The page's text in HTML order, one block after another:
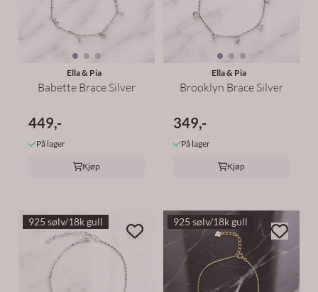
Ella & Pia
Babette Brace Silver
449,-
På lager
Kjøp
Ella & Pia
Brooklyn Brace Silver
349,-
På lager
Kjøp
925 sølv/18k gull 925 sølv/18k gull